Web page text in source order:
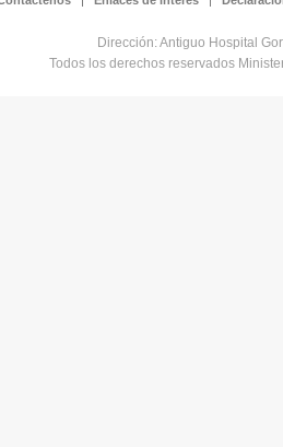
Dirección: Antiguo Hospital
Todos los derechos reservados